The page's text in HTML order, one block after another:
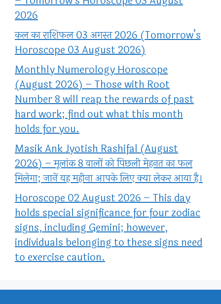
2026
कल का राशिफल 03 अगस्त 2026 (Tomorrow’s
Horoscope 03 August 2026)
Monthly Numerology Horoscope
(August 2026) – Those with Root
Number 8 will reap the rewards of past
hard work; find out what this month
holds for you.
Masik Ank Jyotish Rashifal (August
2026) – मूलांक 8 वालों को पिछली मेहनत का फल
मिलेगा; जानें यह महीना आपके लिए क्या लेकर आया है।
Horoscope 02 August 2026 – This day
holds special significance for four zodiac
signs, including Gemini; however,
individuals belonging to these signs need
to exercise caution.